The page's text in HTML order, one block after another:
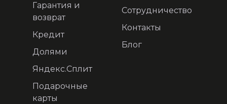
Гарантия и
возврат
Кредит
Долями
Яндекс.Сплит
Подарочные
карты
Сотрудничество
Контакты
Блог